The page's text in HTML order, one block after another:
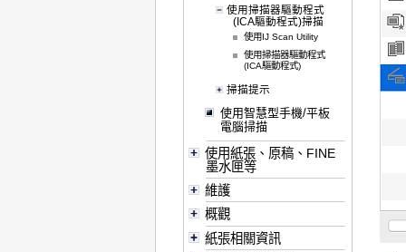
使用掃描器驅動程式
(ICA驅動程式)掃描
使用IJ Scan Utility
使用掃描器驅動程式
(ICA驅動程式)
掃描提示
使用智慧型手機/平板
電腦掃描
使用紙張、原稿、FINE
墨水匣等
維護
概觀
紙張相關資訊